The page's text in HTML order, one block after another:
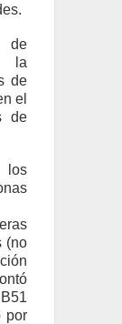
la
de
el
de
los
(no
por